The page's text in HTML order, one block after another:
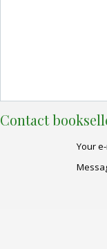
Contact
Your